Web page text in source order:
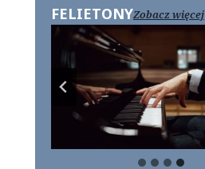
FELIETONYZobacz więcej